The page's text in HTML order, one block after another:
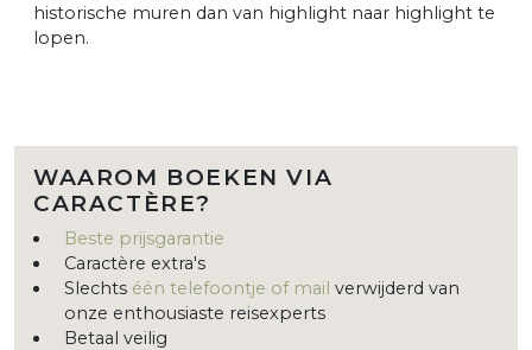
historische muren dan van highlight naar highlight te
lopen.
WAAROM BOEKEN VIA
CARACTÈRE?
Beste prijsgarantie
Caractère extra's
Slechts één telefoontje of mail verwijderd van
onze enthousiaste reisexperts
Betaal veilig